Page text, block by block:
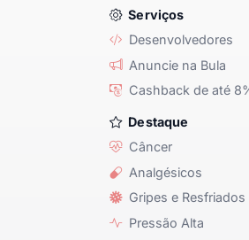
Serviços
Desenvolvedores
Anuncie na Bula
Cashback de até
Destaque
Câncer
Analgésicos
Gripes e Resfriados
Pressão Alta